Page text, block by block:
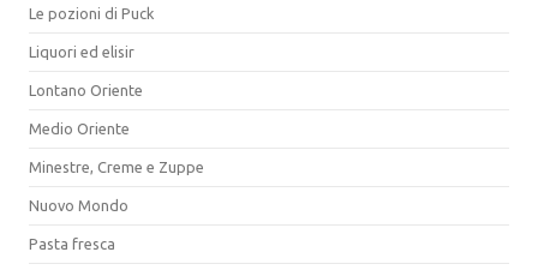
Le pozioni di Puck
Liquori ed elisir
Lontano Oriente
Medio Oriente
Minestre, Creme e Zuppe
Nuovo Mondo
Pasta fresca